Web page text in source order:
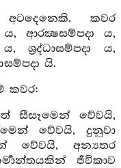
කවර
ආරක්‍ෂසම්පදා ය,
ශ්‍රද්ධාසම්පදා ය,
යි.
කවර:
සීසෑමෙන් වේවයි,
වේවයි, දුනුවා
වේවයි, අන්‍යතර
ජීවිකාව